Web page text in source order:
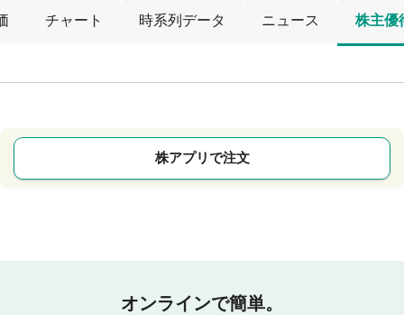
チャート 時系列データ ニュース 株主優
株アプリで注文
オンラインで簡単。